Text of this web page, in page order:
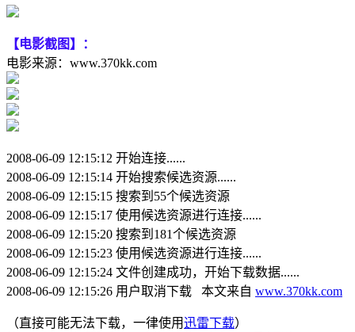
【电影截图】：
电影来源：www.370kk.com
2008-06-09 12:15:12 开始连接......
2008-06-09 12:15:14 开始搜索候选资源......
2008-06-09 12:15:15 搜索到55个候选资源
2008-06-09 12:15:17 使用候选资源进行连接......
2008-06-09 12:15:20 搜索到181个候选资源
2008-06-09 12:15:23 使用候选资源进行连接......
2008-06-09 12:15:24 文件创建成功，开始下载数据......
2008-06-09 12:15:26 用户取消下载 本文来自 www.370kk.com
（直接可能无法下载，一律使用迅雷下载）